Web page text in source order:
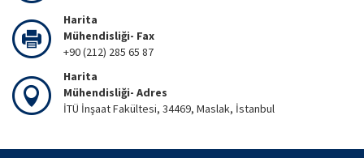
Harita
Mühendisliği- Fax
+90 (212) 285 65 87
Harita
Mühendisliği- Adres
İTÜ İnşaat Fakültesi, 34469, Maslak, İstanbul